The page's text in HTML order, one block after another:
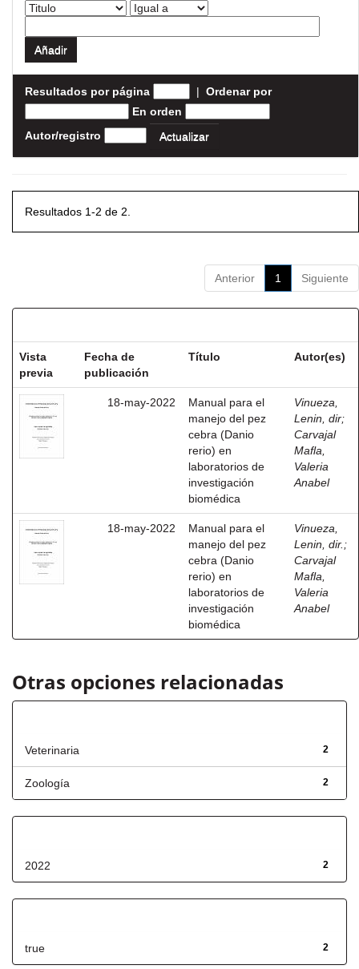
Resultados por página | Ordenar por
En orden
Autor/registro
Resultados 1-2 de 2.
Anterior 1 Siguiente
Vista
previa
Fecha de
publicación
Título Autor(es)
18-may-2022
Manual para el
manejo del pez
cebra (Danio
rerio) en
laboratorios de
investigación
biomédica
Vinueza,
Lenin, dir;
Carvajal
Mafla,
Valeria
Anabel
18-may-2022
Manual para el
manejo del pez
cebra (Danio
rerio) en
laboratorios de
investigación
biomédica
Vinueza,
Lenin, dir. ;
Carvajal
Mafla,
Valeria
Anabel
Otras opciones relacionadas
2
Veterinaria
2
Zoología
2
2022
2
true